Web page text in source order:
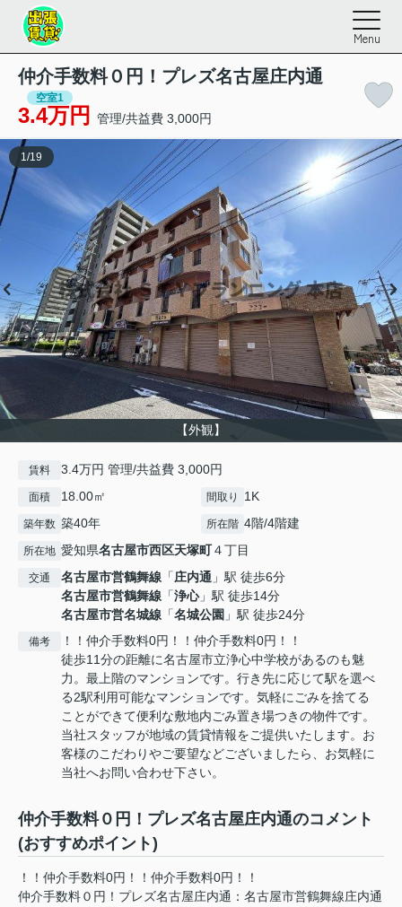
Menu
仲介手数料０円！プレズ名古屋庄内通
空室1
3.4万円 管理/共益費 3,000円
【外観】
1 /19
賃料 3.4万円 管理/共益費 3,000円
面積 18.00㎡ 間取り 1K
築年数 築40年 所在階 4階/4階建
所在地 愛知県名古屋市西区天塚町４丁目
交通 名古屋市営鶴舞線 「庄内通 」駅 徒歩6分
名古屋市営鶴舞線 「浄心」駅 徒歩14分
名古屋市営名城線 「名城公園 」駅 徒歩24分
備考
！！仲介手数料0円！！仲介手数料0円！！
徒歩11分の距離に名古屋市立浄心中学校があるのも魅
力。最上階のマンションです。行き先に応じて駅を選べ
る2駅利用可能なマンションです。気軽にごみを捨てる
ことができて便利な敷地内ごみ置き場つきの物件です。
当社スタッフが地域の賃貸情報をご提供いたします。お
客様のこだわりやご要望などございましたら、お気軽に
当社へお問い合わせ下さい。
仲介手数料０円！プレズ名古屋庄内通のコメント
(おすすめポイント)
！！仲介手数料0円！！仲介手数料0円！！
仲介手数料０円！プレズ名古屋庄内通：名古屋市営鶴舞線庄内通